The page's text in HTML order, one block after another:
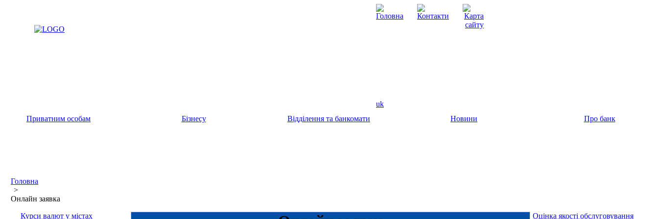
uk
Приватним особам
Бізнесу Відділення та банкомати Новини Про банк
Головна
>
Онлайн заявка
Курси валют у містах Оцінка якості обслуговування